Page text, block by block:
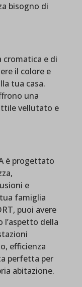
bisogno di
cromatica e di
il colore e
tua casa.
una
vellutato e
è progettato
e
famiglia
puoi avere
della
efficienza
perfetta per
abitazione.